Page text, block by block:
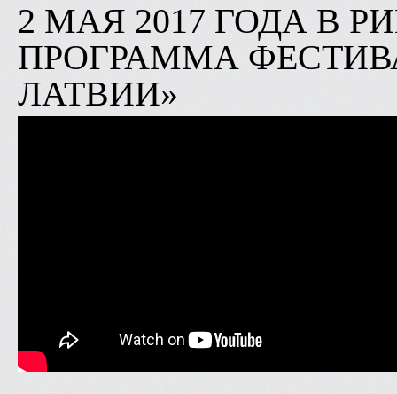
2 МАЯ 2017 ГОДА В
ПРОГРАММА
ЛАТВИИ»